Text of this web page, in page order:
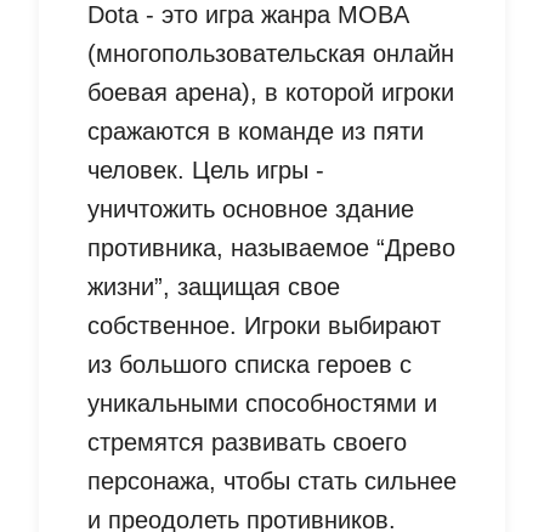
Dota - это игра жанра MOBA
(многопользовательская онлайн
боевая арена), в которой игроки
сражаются в команде из пяти
человек. Цель игры -
уничтожить основное здание
противника, называемое “Древо
жизни”, защищая свое
собственное. Игроки выбирают
из большого списка героев с
уникальными способностями и
стремятся развивать своего
персонажа, чтобы стать сильнее
и преодолеть противников.